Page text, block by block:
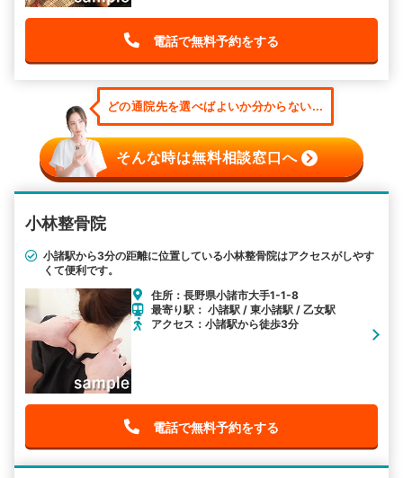
電話で無料予約をする
どの通院先を選べばよいか分からない...
そんな時は無料相談窓口へ
小林整骨院
小諸駅から3分の距離に位置している小林整骨院はアクセスがしやす
くて便利です。
住所：長野県小諸市大手1-1-8
最寄り駅： 小諸駅 / 東小諸駅 / 乙女駅
アクセス：小諸駅から徒歩3分
電話で無料予約をする